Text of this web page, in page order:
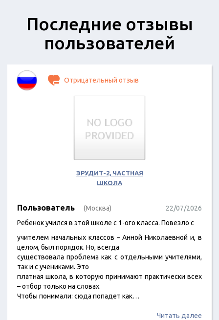
Последние отзывы
пользователей
Отрицательный отзыв
ЭРУДИТ-2, ЧАСТНАЯ
ШКОЛА
Пользователь (Москва)
22/07/2026
Ребенок учился в этой школе с 1-ого класса. Повезло с
учителем начальных классов – Анной Николаевной и, в
целом, был порядок. Но, всегда
существовала проблема как с отдельными учителями,
так и с учениками. Это
платная школа, в которую принимают практически всех
– отбор только на словах.
Чтобы понимали: сюда попадет как…
Читать далее